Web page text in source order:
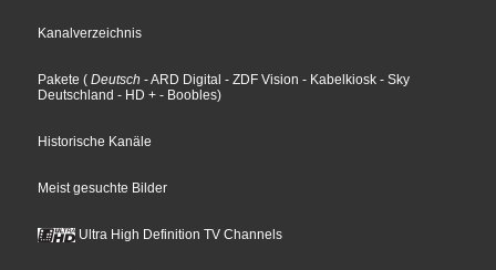
Kanalverzeichnis
Pakete ( Deutsch - ARD Digital - ZDF Vision - Kabelkiosk - Sky
Deutschland - HD + - Boobles)
Historische Kanäle
Meist gesuchte Bilder
Ultra High Definition TV Channels